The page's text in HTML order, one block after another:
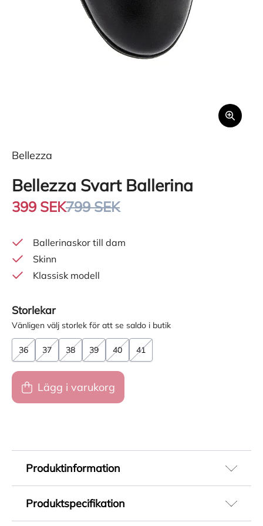
Bellezza
Bellezza Svart Ballerina
399 SEK799 SEK
Ballerinaskor till dam
Skinn
Klassisk modell
Storlekar
Vänligen välj storlek för att se saldo i butik
36 37 38 39 40 41
Lägg i varukorg
Produktinformation
med en tidlös och elegant design. Det mjuka
Produktspecifikation